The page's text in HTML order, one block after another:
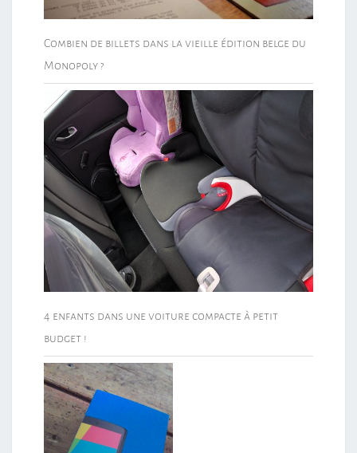
Combien de billets dans la vieille édition belge du
Monopoly ?
4 enfants dans une voiture compacte à petit
budget !